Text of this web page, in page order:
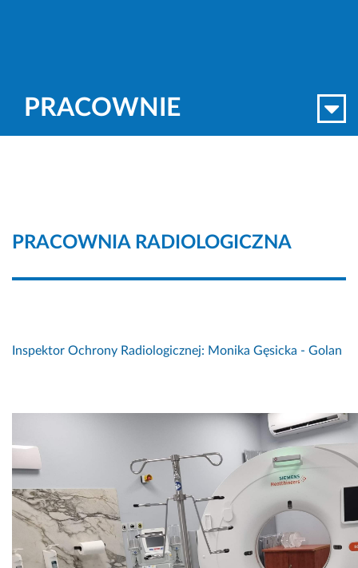
PRACOWNIE
PRACOWNIA RADIOLOGICZNA
Inspektor Ochrony Radiologicznej: Monika Gęsicka - Golan